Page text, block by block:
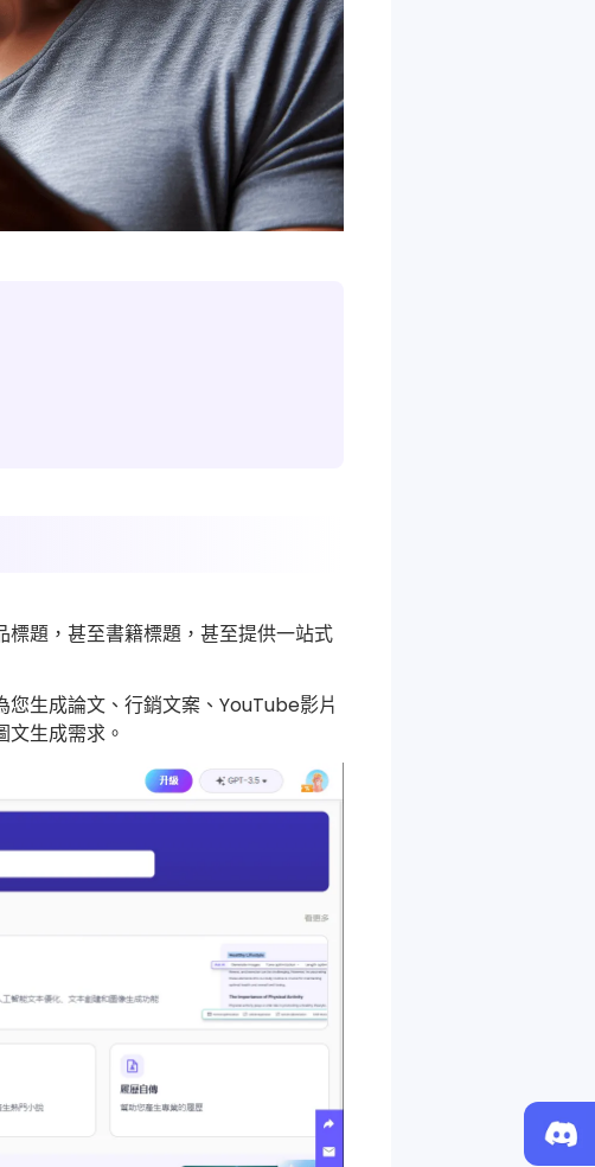
題，甚至書籍標題，甚至提供一站式
生成論文、行銷文案、YouTube影片
生成需求。